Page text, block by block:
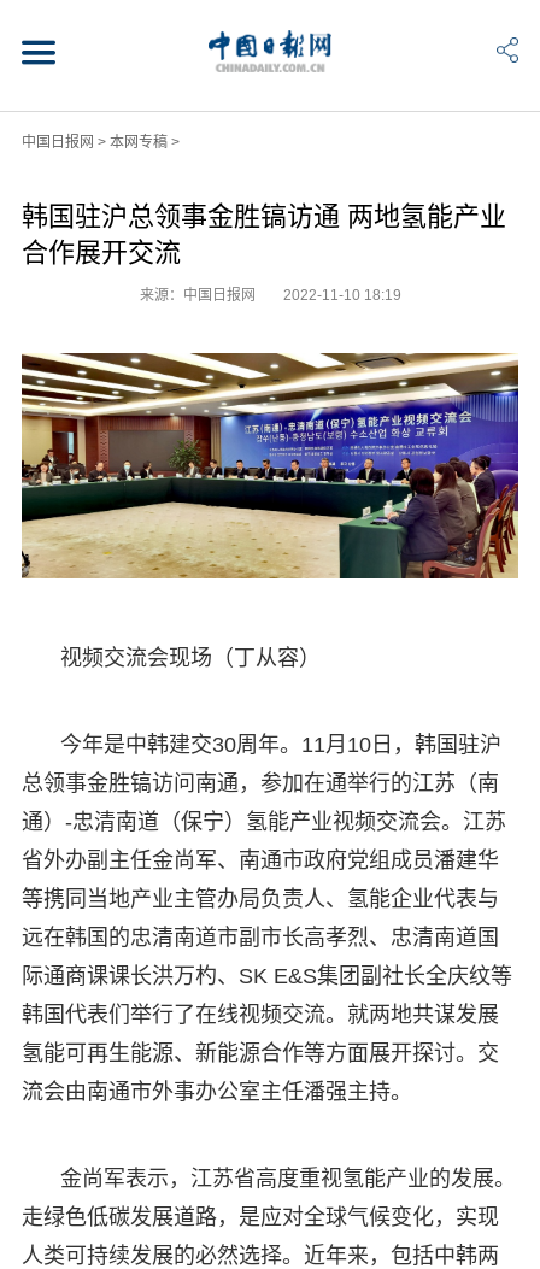
中国日报网 > 本网专稿>
韩国驻沪总领事金胜镐访通 两地氢能产业
合作展开交流
来源：中国日报网 2022-11-10 18:19
视频交流会现场（丁从容）
今年是中韩建交30周年。11月10日，韩国驻沪
总领事金胜镐访问南通，参加在通举行的江苏（南
通）-忠清南道（保宁）氢能产业视频交流会。江苏
省外办副主任金尚军、南通市政府党组成员潘建华
等携同当地产业主管办局负责人、氢能企业代表与
远在韩国的忠清南道市副市长高孝烈、忠清南道国
际通商课课长洪万杓、SK E&S集团副社长全庆纹等
韩国代表们举行了在线视频交流。就两地共谋发展
氢能可再生能源、新能源合作等方面展开探讨。交
流会由南通市外事办公室主任潘强主持。
金尚军表示，江苏省高度重视氢能产业的发展。
走绿色低碳发展道路，是应对全球气候变化，实现
人类可持续发展的必然选择。近年来，包括中韩两